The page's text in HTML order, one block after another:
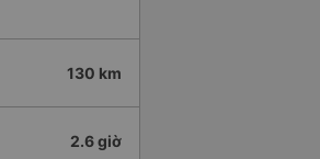
130 km
2.6 giờ